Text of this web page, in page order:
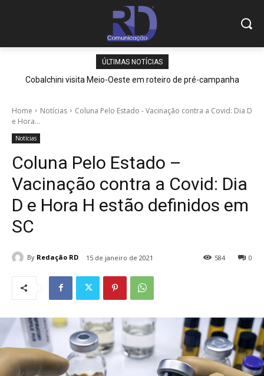
ÚLTIMAS NOTÍCIAS
Cobalchini visita Meio-Oeste em roteiro de pré-campanha
Home Notícias
Coluna Pelo Estado - Vacinação contra a Covid: Dia D
e Hora...
Notícias
Coluna Pelo Estado –
Vacinação contra a Covid: Dia
D e Hora H estão definidos em
SC
By Redação RD 15 de janeiro de 2021 0
584